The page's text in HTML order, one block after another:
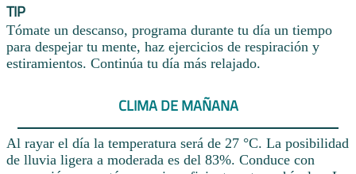
TIP
Tómate un descanso, programa durante tu día un tiempo
para despejar tu mente, haz ejercicios de respiración y
estiramientos. Continúa tu día más relajado.
CLIMA DE MAÑANA
Al rayar el día la temperatura será de 27 °C. La posibilidad
de lluvia ligera a moderada es del 83%. Conduce con